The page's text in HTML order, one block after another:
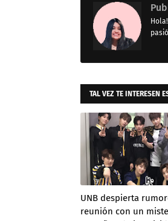
TAL VEZ TE INTERESEN
UNB despierta
reunión con un